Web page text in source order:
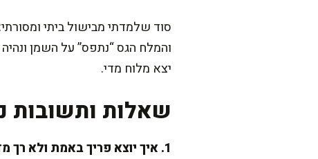
סוד שלמדתי מבישול ביתי
והמלח הגס “נתפס” על השמן
יצא מלוח מדי.
שאלות ותשובות
1. איך יוצא פריך באמת ולא רך מדי?